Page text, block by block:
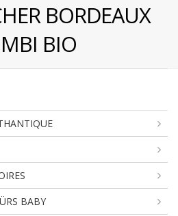
BORDEAUX
BIO
BABY